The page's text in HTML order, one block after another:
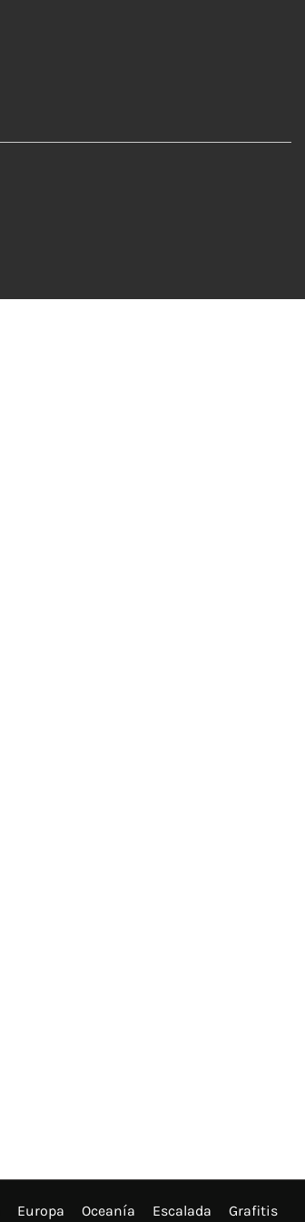
Europa Oceanía Escalada Grafitis